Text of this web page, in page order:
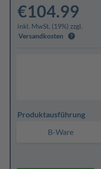
€104.99
inkl. MwSt. (19%) zzgl.
Versandkosten
Produktausführung
B-Ware